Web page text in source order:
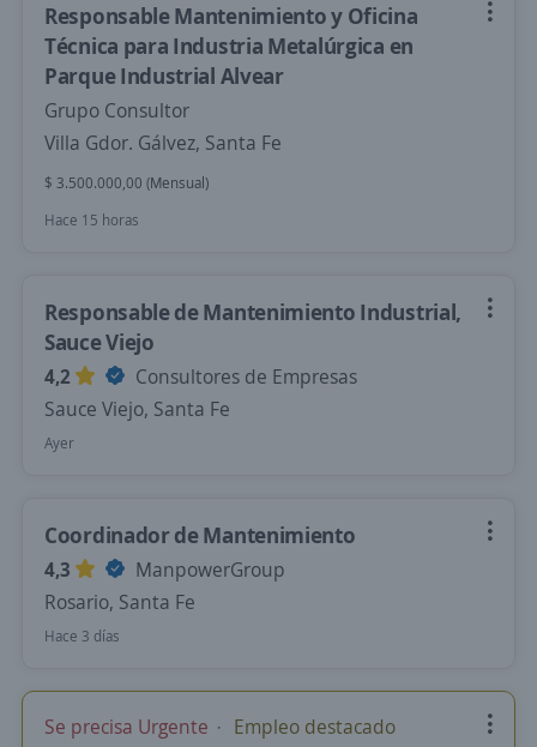
Responsable Mantenimiento y Oficina
Técnica para Industria Metalúrgica en
Parque Industrial Alvear
Grupo Consultor
Villa Gdor. Gálvez, Santa Fe
$ 3.500.000,00 (Mensual)
Hace 15 horas
Responsable de Mantenimiento Industrial,
Sauce Viejo
4,2
Consultores de Empresas
Sauce Viejo, Santa Fe
Ayer
Coordinador de Mantenimiento
4,3
ManpowerGroup
Rosario, Santa Fe
Hace 3 días
Se precisa Urgente Empleo destacado